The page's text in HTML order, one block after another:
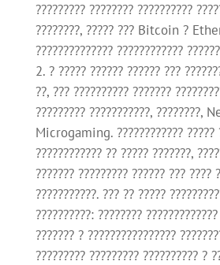
????????? ???????? ??????????
????????, ????? ??? Bitcoin ?
?????????????? ????????????
? ????? ?????? ?????? ???
??, ??? ?????????? ???????
????????? ???????????, ????????,
Microgaming. ???????????? ?????
???????????? ?? ????? ???????,
??????? ????????? ?????? ??? ????
???????????. ??? ?? ?????
??????????: ????????
??????? ? ????????????????
????????? ????????? ?????????? ?